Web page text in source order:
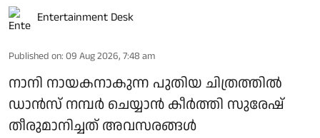
Entertainment Desk
Published on: 09 Aug 2026, 7:48 am
നാനി നായകനാകുന്ന പുതിയ ചിത്രത്തില്‍
ഡാന്‍സ് നമ്പര്‍ ചെയ്യാന്‍ കീര്‍ത്തി സുരേഷ്
തീരുമാനിച്ചത് അവസരങ്ങള്‍